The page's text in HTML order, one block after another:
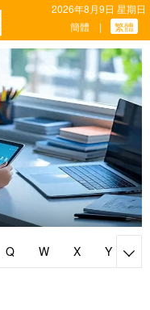
2026年8月9日 星期日
簡體
繁體
Q W X Y 